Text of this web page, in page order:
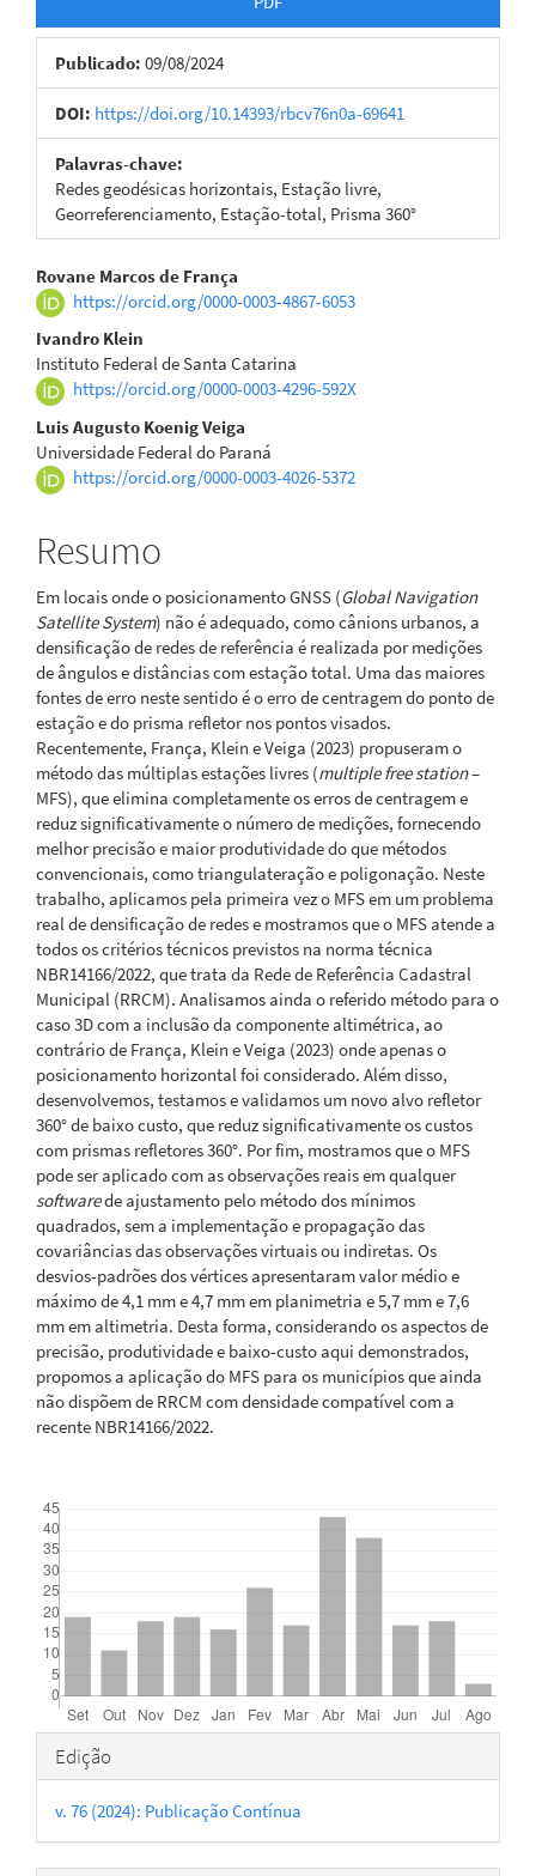
Publicado: 09/08/2024
DOI: https://doi.org/10.14393/rbcv76n0a-69641
Palavras-chave:
Redes geodésicas horizontais, Estação livre,
Georreferenciamento, Estação-total, Prisma 360°
Conteúdo
do
artigo
principal
Rovane Marcos de França
https://orcid.org/0000-0003-4867-6053
Ivandro Klein
Instituto Federal de Santa Catarina
https://orcid.org/0000-0003-4296-592X
Luis Augusto Koenig Veiga
Universidade Federal do Paraná
https://orcid.org/0000-0003-4026-5372
Resumo
Em locais onde o posicionamento GNSS (Global Navigation
Satellite System) não é adequado, como cânions urbanos, a
densificação de redes de referência é realizada por medições
de ângulos e distâncias com estação total. Uma das maiores
fontes de erro neste sentido é o erro de centragem do ponto de
estação e do prisma refletor nos pontos visados.
Recentemente, França, Klein e Veiga (2023) propuseram o
método das múltiplas estações livres (multiple free station–
MFS), que elimina completamente os erros de centragem e
reduz significativamente o número de medições, fornecendo
melhor precisão e maior produtividade do que métodos
convencionais, como triangulateração e poligonação. Neste
trabalho, aplicamos pela primeira vez o MFS em um problema
real de densificação de redes e mostramos que o MFS atende a
todos os critérios técnicos previstos na norma técnica
NBR14166/2022, que trata da Rede de Referência Cadastral
Municipal (RRCM). Analisamos ainda o referido método para o
caso 3D com a inclusão da componente altimétrica, ao
contrário de França, Klein e Veiga (2023) onde apenas o
posicionamento horizontal foi considerado. Além disso,
desenvolvemos, testamos e validamos um novo alvo refletor
360° de baixo custo, que reduz significativamente os custos
com prismas refletores 360°. Por fim, mostramos que o MFS
pode ser aplicado com as observações reais em qualquer
softwarede ajustamento pelo método dos mínimos
quadrados, sem a implementação e propagação das
covariâncias das observações virtuais ou indiretas. Os
desvios-padrões dos vértices apresentaram valor médio e
máximo de 4,1 mm e 4,7 mm em planimetria e 5,7 mm e 7,6
mm em altimetria. Desta forma, considerando os aspectos de
precisão, produtividade e baixo-custo aqui demonstrados,
propomos a aplicação do MFS para os municípios que ainda
não dispõem de RRCM com densidade compatível com a
recente NBR14166/2022.
Detalhes
do
artigo
Edição
v. 76 (2024): Publicação Contínua